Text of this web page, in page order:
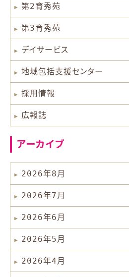
第2育秀苑
第3育秀苑
デイサービス
地域包括支援センター
採用情報
広報誌
アーカイブ
2026年8月
2026年7月
2026年6月
2026年5月
2026年4月